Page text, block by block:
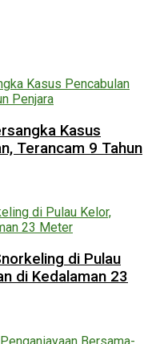
Kasus
Terancam 9 Tahun
di Pulau
di Kedalaman 23